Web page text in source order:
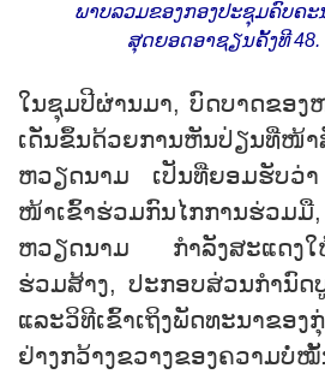
ພາບລວມຂອງກອງປະຊຸມຄົບຄະ
ສຸດຍອດອາຊຽນຄັ້ງທີ 48.
ໃນຊຸມປີຜ່ານມາ, ບົດບາດຂອງ
ເດັ່ນຂຶ້ນດ້ວຍການຫັນປ່ຽນທີ່ໜ້
ຫວຽດນາມ ເປັນທີ່ຍອມຮັບວ່
ໜ້າເຂົ້າຮ່ວມກົນໄກການຮ່ວມ
ຫວຽດນາມ ກຳລັງສະແດງໃ
ຮ່ວມສ້າງ, ປະກອບສ່ວນກຳນົດ
ແລະວິທີເຂົ້າເຖິງພັດທະນາຂອ
ຢ່າງກວ້າງຂວາງຂອງຄວາມບໍ່